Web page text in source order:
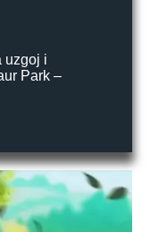
uzgoj i
Park –